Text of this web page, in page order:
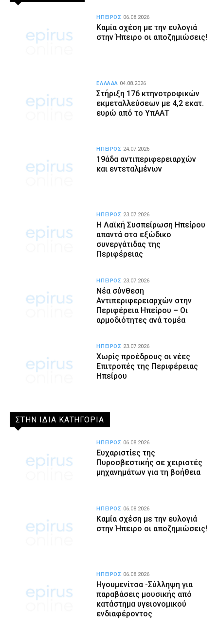
Καμία σχέση με την ευλογιά
στην Ήπειρο οι αποζημιώσεις!
ΗΠΕΙΡΟΣ 06.08.2026
Στήριξη 176 κτηνοτροφικών
εκμεταλλεύσεων με 4,2 εκατ.
ευρώ από το ΥπΑΑΤ
ΕΛΛΑΔΑ 04.08.2026
19άδα αντιπεριφερειαρχών
και εντεταλμένων
ΗΠΕΙΡΟΣ 24.07.2026
Η Λαϊκή Συσπείρωση Ηπείρου
απαντά στο εξώδικο
συνεργάτιδας της
Περιφέρειας
ΗΠΕΙΡΟΣ 23.07.2026
Νέα σύνθεση
Αντιπεριφερειαρχών στην
Περιφέρεια Ηπείρου – Οι
αρμοδιότητες ανά τομέα
ΗΠΕΙΡΟΣ 23.07.2026
Χωρίς προέδρους οι νέες
Επιτροπές της Περιφέρειας
Ηπείρου
ΗΠΕΙΡΟΣ 23.07.2026
ΣΤΗΝ ΙΔΙΑ ΚΑΤΗΓΟΡΙΑ
Ευχαριστίες της
Πυροσβεστικής σε χειριστές
μηχανημάτων για τη βοήθεια
ΗΠΕΙΡΟΣ 06.08.2026
Καμία σχέση με την ευλογιά
στην Ήπειρο οι αποζημιώσεις!
ΗΠΕΙΡΟΣ 06.08.2026
Ηγουμενίτσα -Σύλληψη για
παραβάσεις μουσικής από
κατάστημα υγειονομικού
ενδιαφέροντος
ΗΠΕΙΡΟΣ 06.08.2026